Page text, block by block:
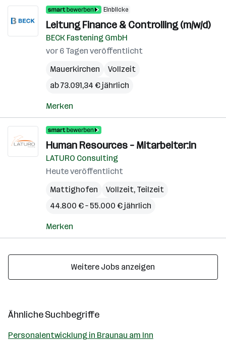
Einblicke
Leitung Finance & Controlling (m/w/d)
BECK Fastening GmbH
vor 6 Tagen veröffentlicht
Mauerkirchen
Vollzeit
ab 73.091,34 € jährlich
Merken
Human Resources – Mitarbeiter:in
LATURO Consulting
Heute veröffentlicht
Mattighofen
Vollzeit, Teilzeit
44.800 € – 55.000 € jährlich
Merken
Weitere Jobs anzeigen
Ähnliche Suchbegriffe
Personalentwicklung in Braunau am Inn